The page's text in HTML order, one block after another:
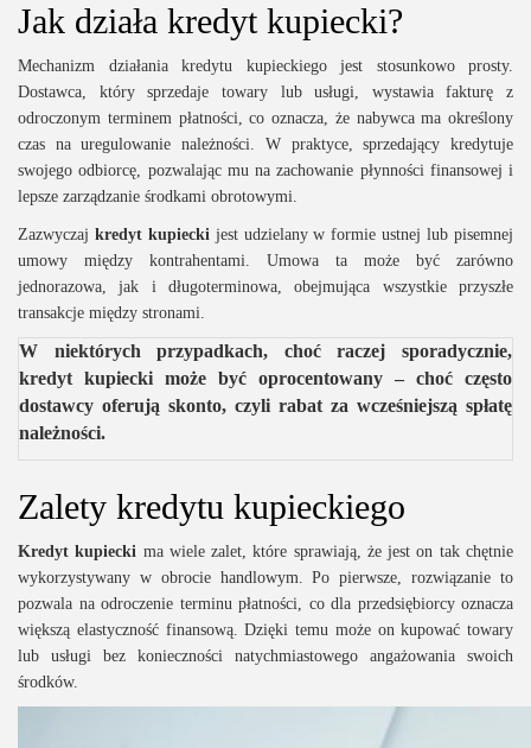
Jak działa kredyt kupiecki?
Mechanizm działania kredytu kupieckiego jest stosunkowo prosty.
Dostawca, który sprzedaje towary lub usługi, wystawia fakturę z
odroczonym terminem płatności, co oznacza, że nabywca ma określony
czas na uregulowanie należności. W praktyce, sprzedający kredytuje
swojego odbiorcę, pozwalając mu na zachowanie płynności finansowej i
lepsze zarządzanie środkami obrotowymi.
Zazwyczaj kredyt kupieckijest udzielany w formie ustnej lub pisemnej
umowy między kontrahentami. Umowa ta może być zarówno
jednorazowa, jak i długoterminowa, obejmująca wszystkie przyszłe
transakcje między stronami.
W niektórych przypadkach, choć raczej sporadycznie,
kredyt kupiecki może być oprocentowany – choć często
dostawcy oferują skonto, czyli rabat za wcześniejszą spłatę
należności.
Zalety kredytu kupieckiego
Kredyt kupiecki ma wiele zalet, które sprawiają, że jest on tak chętnie
wykorzystywany w obrocie handlowym. Po pierwsze, rozwiązanie to
pozwala na odroczenie terminu płatności, co dla przedsiębiorcy oznacza
większą elastyczność finansową. Dzięki temu może on kupować towary
lub usługi bez konieczności natychmiastowego angażowania swoich
środków.